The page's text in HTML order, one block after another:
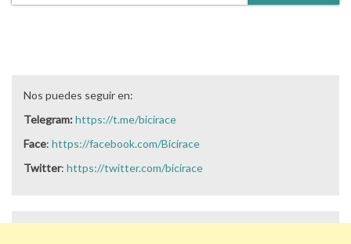
Nos puedes seguir en:
Telegram:https://t.me/bicirace
Face: https://facebook.com/Bicirace
Twitter: https://twitter.com/bicirace